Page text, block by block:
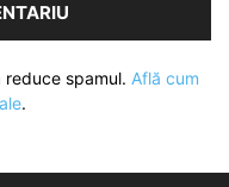
spamul. Află cum
.